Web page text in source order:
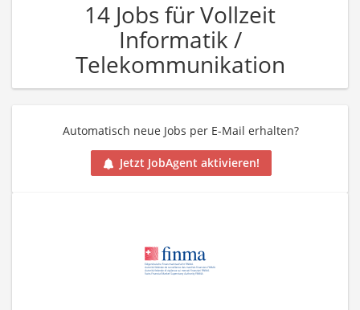
14 Jobs für Vollzeit
Informatik /
Telekommunikation
Automatisch neue Jobs per E-Mail erhalten?
Jetzt JobAgent aktivieren!